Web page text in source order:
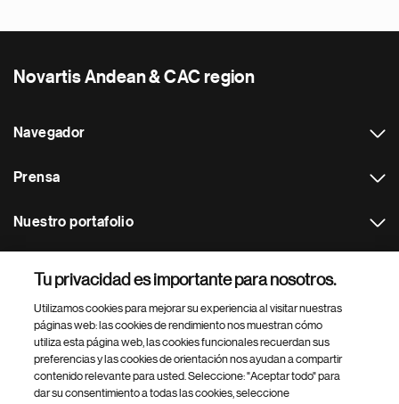
Novartis Andean & CAC region
Navegador
Prensa
Nuestro portafolio
Footer Site Search
Tu privacidad es importante para nosotros.
Utilizamos cookies para mejorar su experiencia al visitar nuestras
páginas web: las cookies de rendimiento nos muestran cómo
utiliza esta página web, las cookies funcionales recuerdan sus
preferencias y las cookies de orientación nos ayudan a compartir
contenido relevante para usted. Seleccione: "Aceptar todo" para
dar su consentimiento a todas las cookies, seleccione